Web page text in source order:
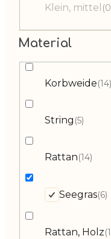
Klein, mittel 0
Material
Korbweide 14
String 5
Rattan 14
Seegras 6
Rattan, Holz 1